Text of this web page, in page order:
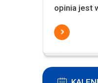
opinia jest